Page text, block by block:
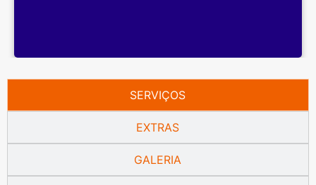
SERVIÇOS
EXTRAS
GALERIA